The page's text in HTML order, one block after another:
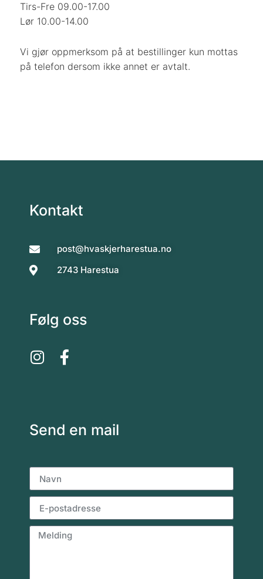
Tirs-Fre 09.00-17.00
Lør 10.00-14.00
Vi gjør oppmerksom på at bestillinger kun mottas
på telefon dersom ikke annet er avtalt.
Kontakt
post@hvaskjerharestua.no
2743 Harestua
Følg oss
Send en mail